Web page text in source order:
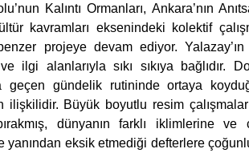
Kalıntı Ormanları, Ankara’nın
kavramları eksenindeki kolektif
projeye devam ediyor.
ilgi alanlarıyla sıkı sıkıya bağlıdır.
geçen gündelik rutininde ortaya
ilişkilidir. Büyük boyutlu resim
dünyanın farklı iklimlerine ve
yanından eksik etmediği defterlere